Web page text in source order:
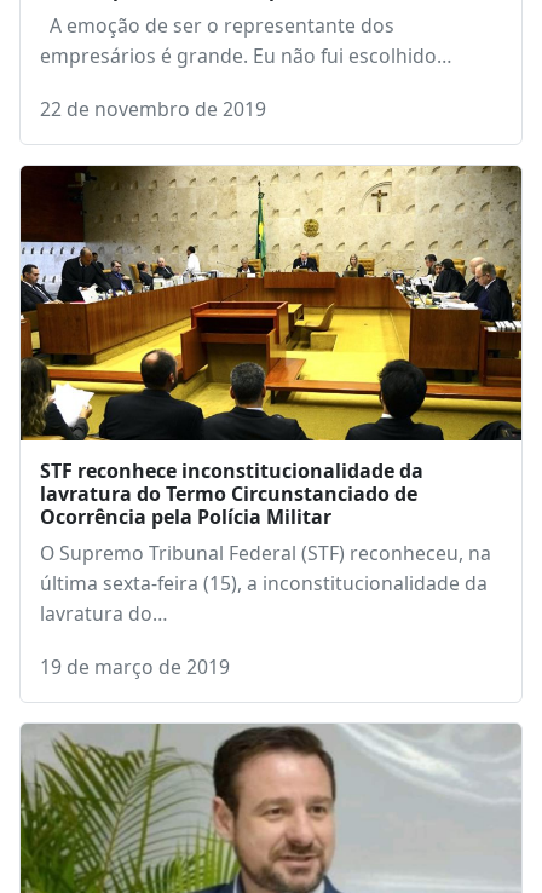
A emoção de ser o representante dos
empresários é grande. Eu não fui escolhido…
22 de novembro de 2019
STF reconhece inconstitucionalidade da
lavratura do Termo Circunstanciado de
Ocorrência pela Polícia Militar
O Supremo Tribunal Federal (STF) reconheceu, na
última sexta-feira (15), a inconstitucionalidade da
lavratura do…
19 de março de 2019